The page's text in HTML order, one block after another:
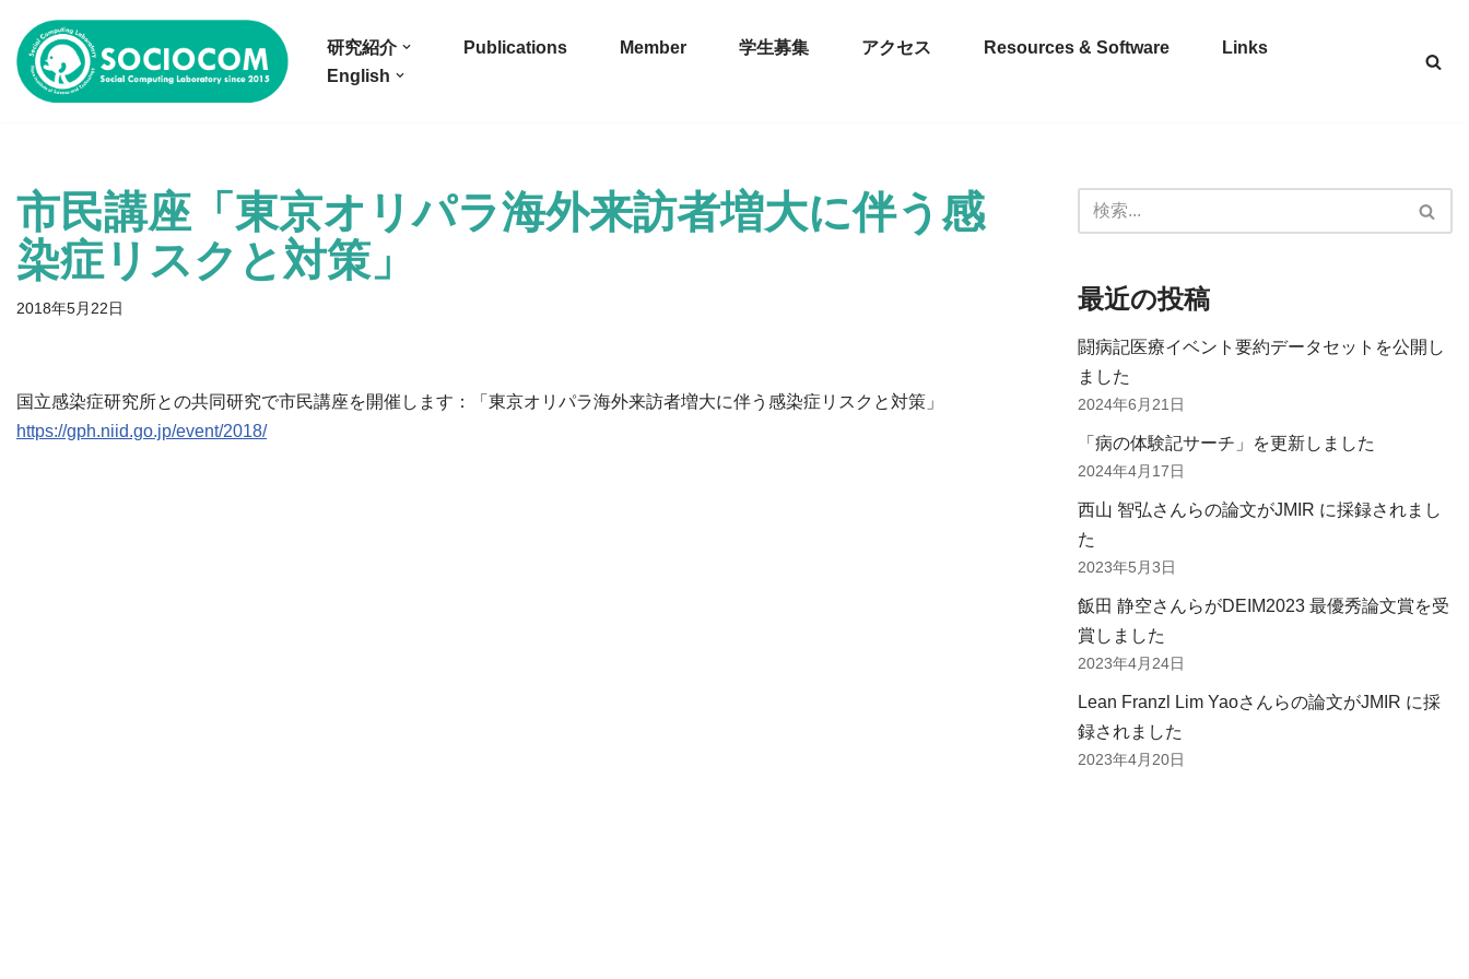
コ
ン
へ
ス
キ
研究紹介 Publications Member 学生募集 アクセス Resources & Software
Links
English
市民講座「東京オリパラ海外来訪者増大に伴う感
染症リスクと対策」
2018年5月22日
国立感染症研究所との共同研究で市民講座を開催します：「東京オリパラ海外来訪者増大に伴う感染症リスクと対策」
https://gph.niid.go.jp/event/2018/
最近の投稿
闘病記医療イベント要約データセットを公開し
ました
2024年6月21日
「病の体験記サーチ」を更新しました
2024年4月17日
西山 智弘さんらの論文がJMIR に採録されまし
た
2023年5月3日
飯田 静空さんらがDEIM2023 最優秀論文賞を受
賞しました
2023年4月24日
Lean Franzl Lim Yaoさんらの論文がJMIR に採
録されました
2023年4月20日